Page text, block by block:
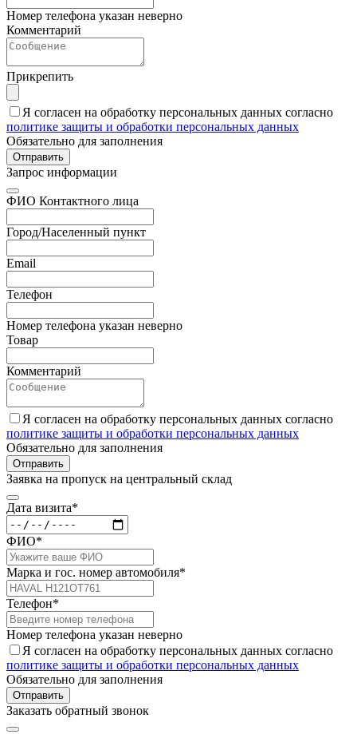
Номер телефона указан неверно
Комментарий
Прикрепить
Я согласен на обработку персональных данных согласно
политике защиты и обработки персональных данных
Обязательно для заполнения
Отправить
Запрос информации
ФИО Контактного лица
Город/Населенный пункт
Email
Телефон
Номер телефона указан неверно
Товар
Комментарий
Я согласен на обработку персональных данных согласно
политике защиты и обработки персональных данных
Обязательно для заполнения
Отправить
Заявка на пропуск на центральный склад
Дата визита*
ФИО*
Марка и гос. номер автомобиля*
Телефон*
Номер телефона указан неверно
Я согласен на обработку персональных данных согласно
политике защиты и обработки персональных данных
Обязательно для заполнения
Отправить
Заказать обратный звонок